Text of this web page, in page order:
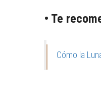
• Te
Cómo la